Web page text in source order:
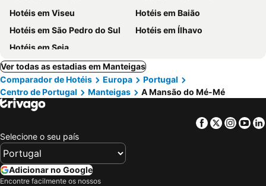
Hotéis em Viseu
Hotéis em Baião
Hotéis em São Pedro do Sul
Hotéis em Ílhavo
Hotéis em Seia
Ver todas as estadias em Manteigas
Comparador de Hotéis
Europa
Portugal
Centro de Portugal
Manteigas A Mansão do Mé-Mé
Facebook
Twitter
Selecione o seu país
Adicionar no Google
Encontre facilmente os nossos